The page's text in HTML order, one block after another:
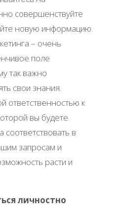
совершенствуйте
новую информацию.
– очень
поле
так важно
свои знания.
ответственностью к
вы будете
в
запросам и
расти и
личностно